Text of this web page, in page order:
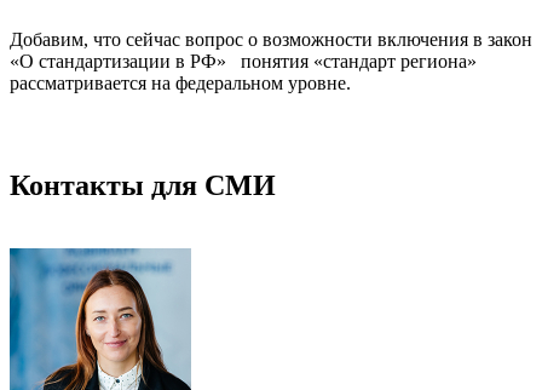
Добавим, что сейчас вопрос о возможности включения в закон
«О стандартизации в РФ» понятия «стандарт региона»
рассматривается на федеральном уровне.
Контакты для СМИ